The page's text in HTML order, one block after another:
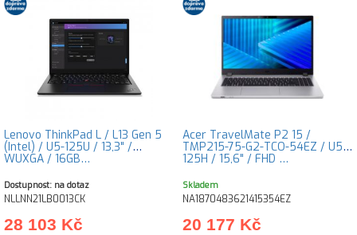
Lenovo ThinkPad L / L13 Gen 5
(Intel) / U5-125U / 13,3" /
WUXGA / 16GB…
Dostupnost: na dotaz
NLLNN21LB0013CK
28 103 Kč
Acer TravelMate P2 15 /
TMP215-75-G2-TCO-54EZ / U5-
125H / 15,6" / FHD …
Skladem
NA1870483621415354EZ
20 177 Kč